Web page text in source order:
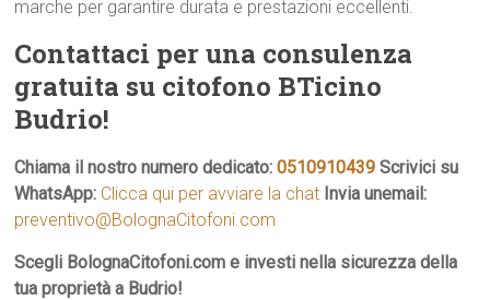
marche per garantire durata e prestazioni eccellenti.
Contattaci per una consulenza
gratuita su citofono BTicino
Budrio!
Chiama il nostro numero dedicato:0510910439 Scrivici su
WhatsApp: Clicca qui per avviare la chat Invia unemail:
preventivo@BolognaCitofoni.com
Scegli BolognaCitofoni.com e investi nella sicurezza della
tua proprietà a Budrio!